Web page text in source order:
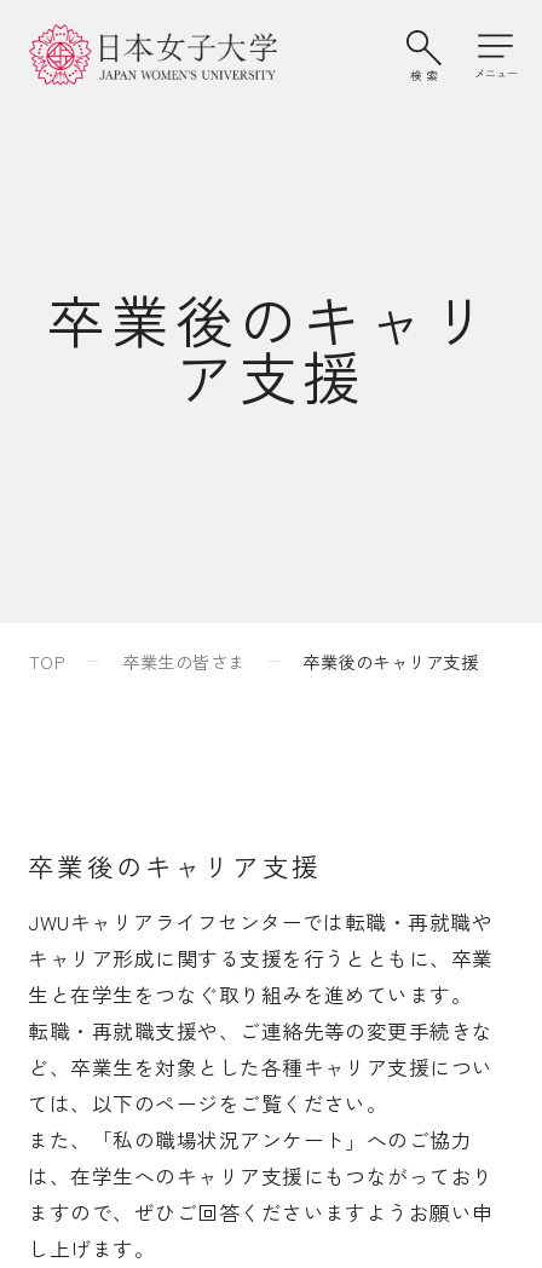
大学案内・学びの特色
通信教育・生涯学習
受験生の皆さま
保護者等の皆さま
在学生の皆さま
卒業生の皆さま
企業の皆さま
卒業後のキャリ
ア支援
TOP 卒業生の皆さま 卒業後のキャリア支援
卒業後のキャリア支援
JWUキャリアライフセンターでは転職・再就職や
キャリア形成に関する支援を行うとともに、卒業
生と在学生をつなぐ取り組みを進めています。
転職・再就職支援や、ご連絡先等の変更手続きな
ど、卒業生を対象とした各種キャリア支援につい
ては、以下のページをご覧ください。
また、「私の職場状況アンケート」へのご協力
は、在学生へのキャリア支援にもつながっており
ますので、ぜひご回答くださいますようお願い申
し上げます。